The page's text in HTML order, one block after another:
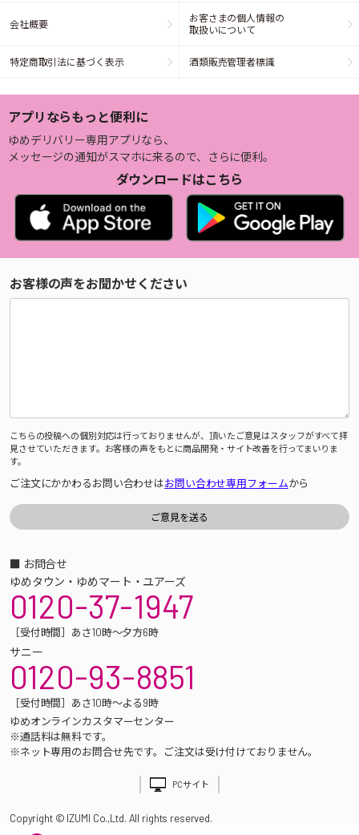
会社概要
お客さまの個人情報の
取扱いについて
特定商取引法に基づく表示 酒類販売管理者標識
アプリならもっと便利に
ゆめデリバリー専用アプリなら、
メッセージの通知がスマホに来るので、さらに便利。
ダウンロードはこちら
お客様の声をお聞かせください
こちらの投稿への個別対応は行っておりませんが、頂いたご意見はスタッフがすべて拝
見させていただきます。お客様の声をもとに商品開発・サイト改善を行ってまいりま
す。
ご注文にかかわるお問い合わせはお問い合わせ専用フォームから
■ お問合せ
ゆめタウン・ゆめマート・ユアーズ
0120-37-1947
［受付時間］あさ10時～夕方6時
サニー
0120-93-8851
［受付時間］あさ10時～よる9時
ゆめオンラインカスタマーセンター
※通話料は無料です。
※ネット専用のお問合せ先です。ご注文は受け付けておりません。
PCサイト
Copyright © IZUMI Co.,Ltd. All rights reserved.